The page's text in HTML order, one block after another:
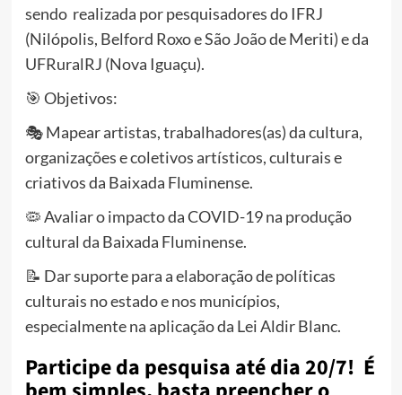
sendo realizada por pesquisadores do IFRJ
(Nilópolis, Belford Roxo e São João de Meriti) e da
UFRuralRJ (Nova Iguaçu).
🎯 Objetivos:
🎭 Mapear artistas, trabalhadores(as) da cultura,
organizações e coletivos artísticos, culturais e
criativos da Baixada Fluminense.
🦠 Avaliar o impacto da COVID-19 na produção
cultural da Baixada Fluminense.
📝 Dar suporte para a elaboração de políticas
culturais no estado e nos municípios,
especialmente na aplicação da Lei Aldir Blanc.
Participe da pesquisa até dia 20/7! É